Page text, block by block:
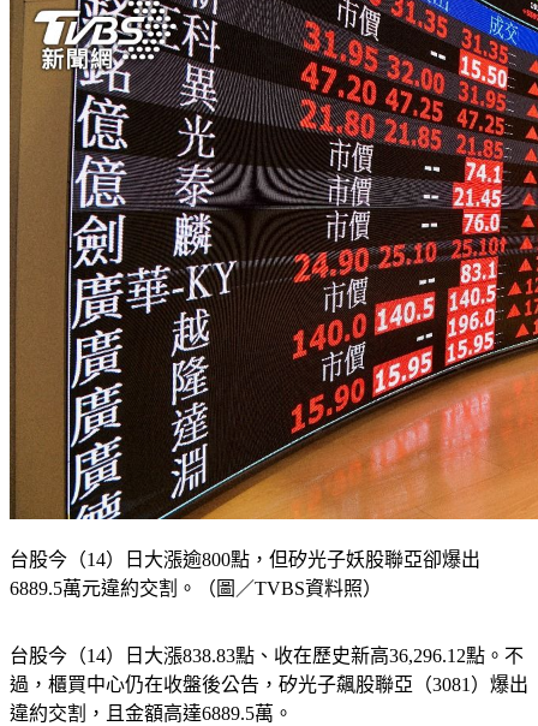
台股今（14）日大漲逾800點，但矽光子妖股聯亞卻爆出
6889.5萬元違約交割。（圖／TVBS資料照）
台股今（14）日大漲838.83點、收在歷史新高36,296.12點。不
過，櫃買中心仍在收盤後公告，矽光子飆股聯亞（3081）爆出
違約交割，且金額高達6889.5萬。